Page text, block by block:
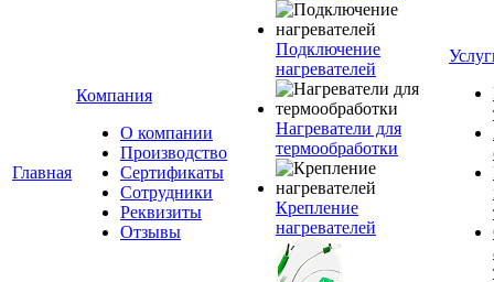
Главная
Компания
О компании
Производство
Сертификаты
Сотрудники
Реквизиты
Отзывы
Подключение
нагревателей
Нагреватели для
термообработки
Крепление
нагревателей